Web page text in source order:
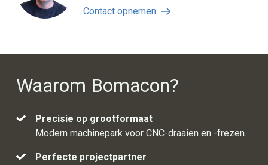
Contact opnemen
Waarom Bomacon?
Precisie op grootformaat
Modern machinepark voor CNC-draaien en -frezen.
Perfecte projectpartner